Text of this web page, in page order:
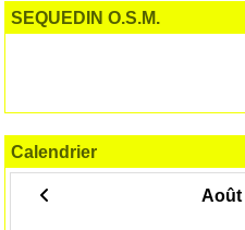
SEQUEDIN O.S.M.
Calendrier
Août